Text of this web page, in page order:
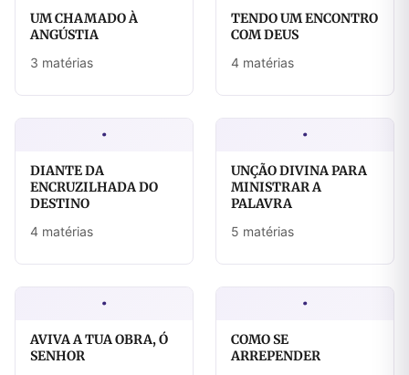
UM CHAMADO À
ANGÚSTIA
3 matérias
TENDO UM ENCONTRO
COM DEUS
4 matérias
·
DIANTE DA
ENCRUZILHADA DO
DESTINO
4 matérias
·
UNÇÃO DIVINA PARA
MINISTRAR A
PALAVRA
5 matérias
·
AVIVA A TUA OBRA, Ó
SENHOR
·
COMO SE
ARREPENDER